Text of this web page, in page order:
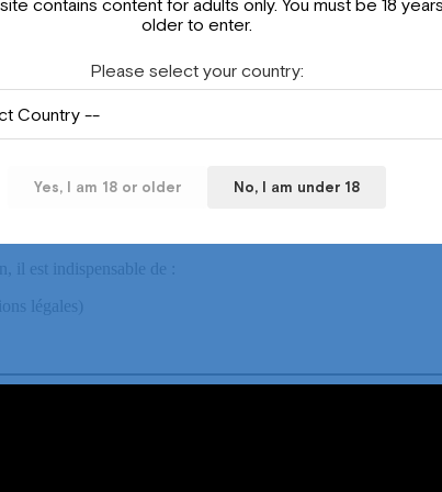
older to enter.
Please select your country:
Yes, I am 18 or older No, I am under 18
médical strict.
officielle.
tendance générale est à la libéralisation et à la
il est indispensable de :
légales)